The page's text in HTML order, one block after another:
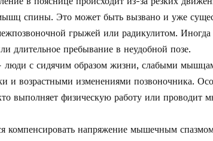
спины. Это может быть вызвано и уже
грыжей или радикулитом.
длительное пребывание в неудобной позе.
люди с сидячим образом жизни, слабыми
и возрастными изменениями позвоночника.
выполняет физическую работу или проводит
компенсировать напряжение мышечным